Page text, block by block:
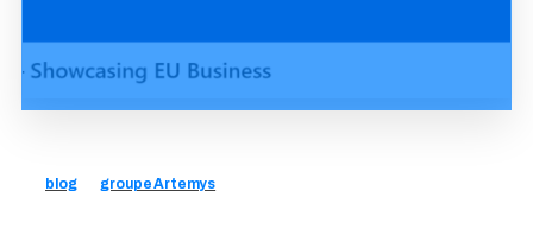
blog groupe Artemys